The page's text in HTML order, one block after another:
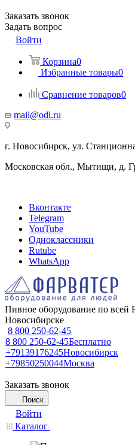
Заказать звонок
Задать вопрос
Войти
Корзина0
Избранные товары0
Сравнение товаров0
mail@odl.ru
г. Новосибирск, ул.
Московская обл., Мытищи, д.
Вконтакте
Telegram
YouTube
Одноклассники
Rutube
WhatsApp
Пивное оборудование по всей
Новосибирске
8 800 250-62-45
8 800 250-62-45Бесплатно
+79139176245Новосибирск
+79850250044Москва
Заказать звонок
Поиск
Войти
Каталог